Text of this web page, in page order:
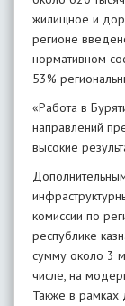
жилищное и
регионе
нормативном
53%
«Работа в
направлений
высокие
комиссии по
республике
сумму около 3
числе, на
Также в рамках